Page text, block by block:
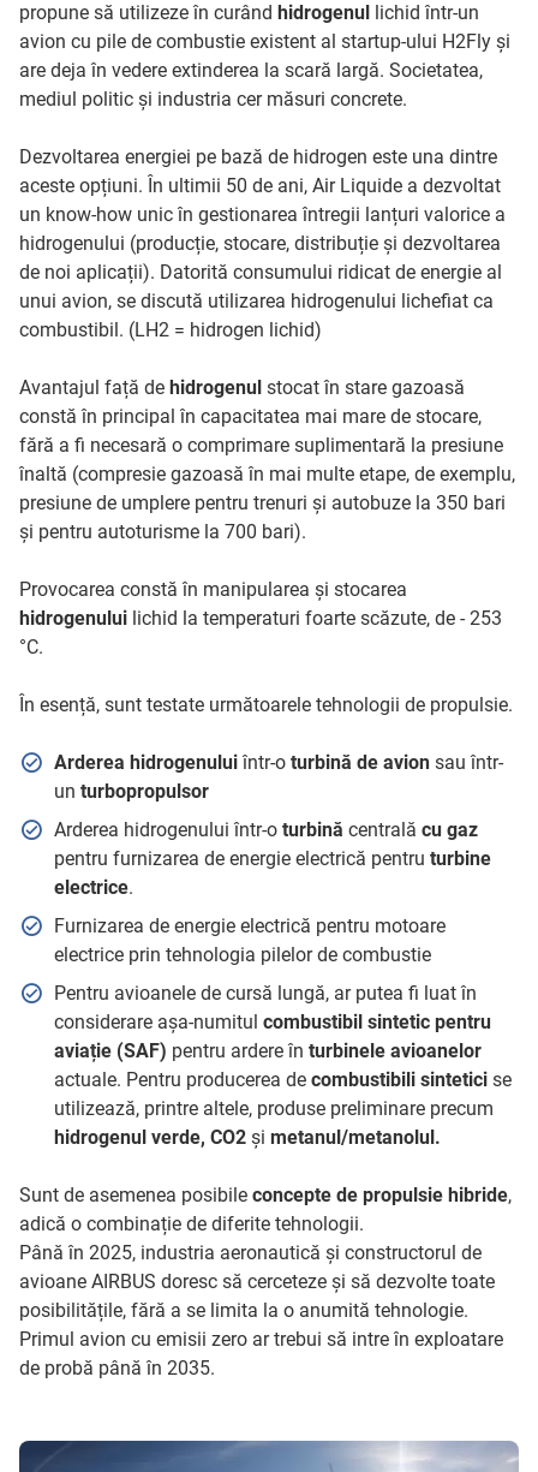
propune să utilizeze în curând hidrogenul
lichid într-un
avion cu pile de combustie existent al startup-ului H2Fly și
are deja în vedere extinderea la scară largă. Societatea,
mediul politic și industria cer măsuri concrete.
Dezvoltarea energiei pe bază de hidrogen este una dintre
aceste opțiuni. În ultimii 50 de ani, Air Liquide a dezvoltat
un know-how unic în gestionarea întregii lanțuri valorice a
hidrogenului (producție, stocare, distribuție și dezvoltarea
de noi aplicații). Datorită consumului ridicat de energie al
unui avion, se discută utilizarea hidrogenului lichefiat ca
combustibil. (LH2 = hidrogen lichid)
Avantajul față de hidrogenul stocat în stare gazoasă
constă în principal în capacitatea mai mare de stocare,
fără a fi necesară o comprimare suplimentară la presiune
înaltă (compresie gazoasă în mai multe etape, de exemplu,
presiune de umplere pentru trenuri și autobuze la 350 bari
și pentru autoturisme la 700 bari).
Provocarea constă în manipularea și stocarea
hidrogenului lichid la temperaturi foarte scăzute, de - 253
°C.
În esență, sunt testate următoarele tehnologii de propulsie.
Arderea hidrogenului într-o turbină de avionsau într-
un turbopropulsor
Arderea hidrogenului într-o turbină centrală cu gaz
pentru furnizarea de energie electrică pentru turbine
electrice.
Furnizarea de energie electrică pentru motoare
electrice prin tehnologia pilelor de combustie
Pentru avioanele de cursă lungă, ar putea fi luat în
considerare așa-numitul combustibil sintetic pentru
aviație (SAF) pentru ardere în turbinele avioanelor
actuale. Pentru producerea decombustibili sintetici se
utilizează, printre altele, produse preliminare precum
hidrogenul verde, CO2 și metanul/metanolul.
Sunt de asemenea posibile concepte de propulsie hibride,
adică o combinație de diferite tehnologii.
Până în 2025, industria aeronautică și constructorul de
avioane AIRBUS doresc să cerceteze și să dezvolte toate
posibilitățile, fără a se limita la o anumită tehnologie.
Primul avion cu emisii zero ar trebui să intre în exploatare
de probă până în 2035.